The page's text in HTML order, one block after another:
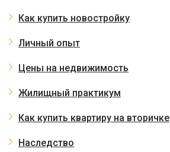
Как купить новостройку
Личный опыт
Цены на недвижимость
Жилищный практикум
Как купить квартиру на вторичке
Наследство